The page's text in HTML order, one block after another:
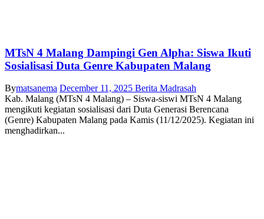
MTsN 4 Malang Dampingi Gen Alpha: Siswa Ikuti
Sosialisasi Duta Genre Kabupaten Malang
Bymatsanema December 11, 2025 Berita Madrasah
Kab. Malang (MTsN 4 Malang) – Siswa-siswi MTsN 4 Malang
mengikuti kegiatan sosialisasi dari Duta Generasi Berencana
(Genre) Kabupaten Malang pada Kamis (11/12/2025). Kegiatan ini
menghadirkan...